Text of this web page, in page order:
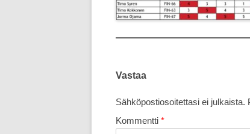
Vastaa
Sähköpostiosoitettasi ei julkaista.
Kommentti *